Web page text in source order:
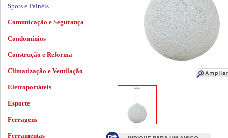
Spots e Painéis
Comunicação e Segurança
Condomínios
Construção e Reforma
Climatização e Ventilação
Eletroportáteis
Esporte
Ferragens
Ferramentas